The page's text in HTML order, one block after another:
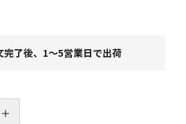
完了後、1～5営業日で出荷
＋